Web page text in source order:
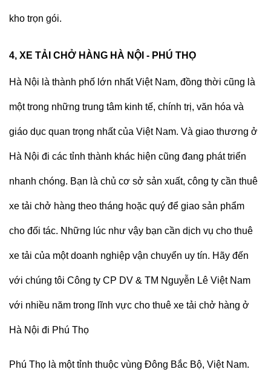
kho trọn gói.
4, XE TẢI CHỞ HÀNG HÀ NỘI - PHÚ THỌ
Hà Nội là thành phố lớn nhất Việt Nam, đồng thời cũng là
một trong những trung tâm kinh tế, chính trị, văn hóa và
giáo dục quan trọng nhất của Việt Nam. Và giao thương ở
Hà Nội đi các tỉnh thành khác hiện cũng đang phát triển
nhanh chóng. Bạn là chủ cơ sở sản xuất, công ty cần thuê
xe tải chở hàng theo tháng hoặc quý để giao sản phẩm
cho đối tác. Những lúc như vậy bạn cần dịch vụ cho thuê
xe tải của một doanh nghiệp vận chuyển uy tín. Hãy đến
với chúng tôi Công ty CP DV & TM Nguyễn Lê Việt Nam
với nhiều năm trong lĩnh vực cho thuê xe tải chở hàng ở
Hà Nội đi Phú Thọ
Phú Thọ là một tỉnh thuộc vùng Đông Bắc Bộ, Việt Nam.